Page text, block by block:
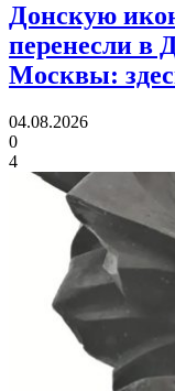
Донскую
перенесли в
Москвы:
04.08.2026
0
4